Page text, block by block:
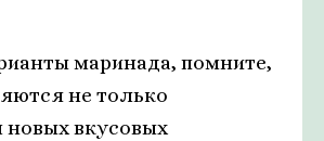
маринада, помните,
не только
новых вкусовых